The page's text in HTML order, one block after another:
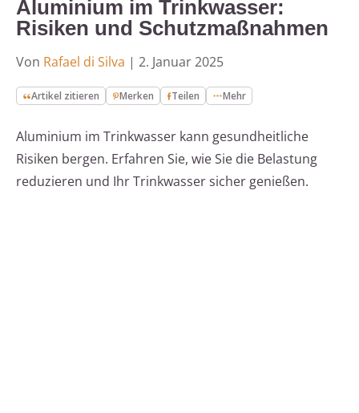
Aluminium im Trinkwasser:
Risiken und Schutzmaßnahmen
Von Rafael di Silva | 2. Januar 2025
Artikel zitieren Merken Teilen Mehr
Aluminium im Trinkwasser kann gesundheitliche
Risiken bergen. Erfahren Sie, wie Sie die Belastung
reduzieren und Ihr Trinkwasser sicher genießen.